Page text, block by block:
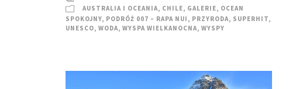
AUSTRALIA I OCEANIA, CHILE, GALERIE, OCEAN
SPOKOJNY, PODRÓŻ 007 – RAPA NUI , PRZYRODA, SUPERHIT,
UNESCO, WODA, WYSPA WIELKANOCNA, WYSPY